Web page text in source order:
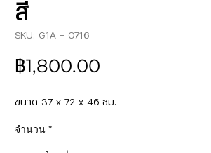
สี
SKU: G1A - 0716
฿1,800.00
ขนาด 37 x 72 x 46 ซม.
จำนวน *